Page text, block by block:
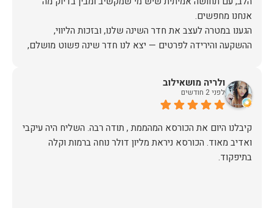
הגענו במטרה לעצב את חדר השינה שלנו, ובזכות הליווי,
ההשקעה והירידה לפרטים — יצא לנו חדר שינה פשוט מושלם,
האיכות ברמה גבוהה, העיצוב מהמם, וכל התהליך היה נעים,
אין ספק שעשינו את הבחירה הנכונה. ממליצים מכל הלב לכל מי
ולריה מושאילוב
לפני 2 חודשים
קיבלנו היום את הכורסא המהממת , תודה רבה. השליח היה עיקבי
ואדיב מאוד. הכורסא ניראת מליון דולר נוחה ברמות וקלה
בתיפקוד.